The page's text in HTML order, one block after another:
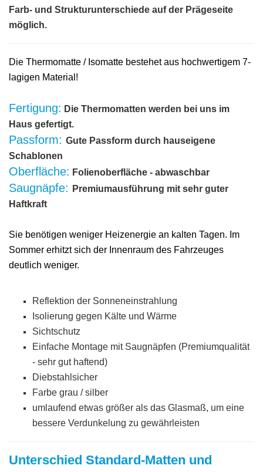
Farb- und Strukturunterschiede auf der Prägeseite
möglich.
Die Thermomatte / Isomatte bestehet aus hochwertigem 7-
lagigen Material!
Fertigung: Die Thermomatten werden bei uns im
Haus gefertigt.
Passform: Gute Passform durch hauseigene
Schablonen
Oberfläche: Folienoberfläche - abwaschbar
Saugnäpfe:
Premiumausführung mit sehr guter
Haftkraft
Sie benötigen weniger Heizenergie an kalten Tagen. Im
Sommer erhitzt sich der Innenraum des Fahrzeuges
deutlich weniger.
Reflektion der Sonneneinstrahlung
Isolierung gegen Kälte und Wärme
Sichtschutz
Einfache Montage mit Saugnäpfen (Premiumqualität
- sehr gut haftend)
Diebstahlsicher
Farbe grau / silber
umlaufend etwas größer als das Glasmaß, um eine
bessere Verdunkelung zu gewährleisten
Unterschied Standard-Matten und